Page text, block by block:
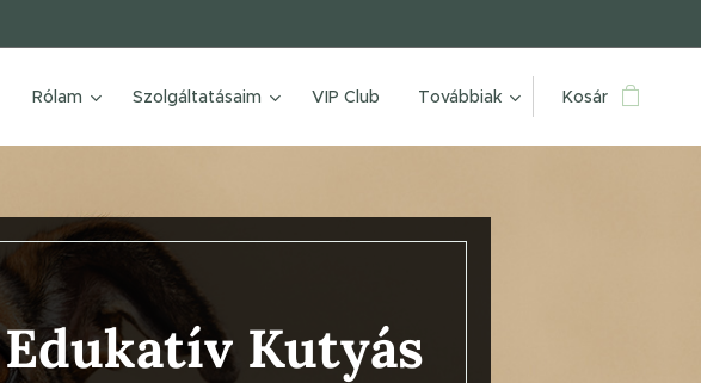
Rólam Szolgáltatásaim VIP Club Továbbiak Kosár
Kutyás